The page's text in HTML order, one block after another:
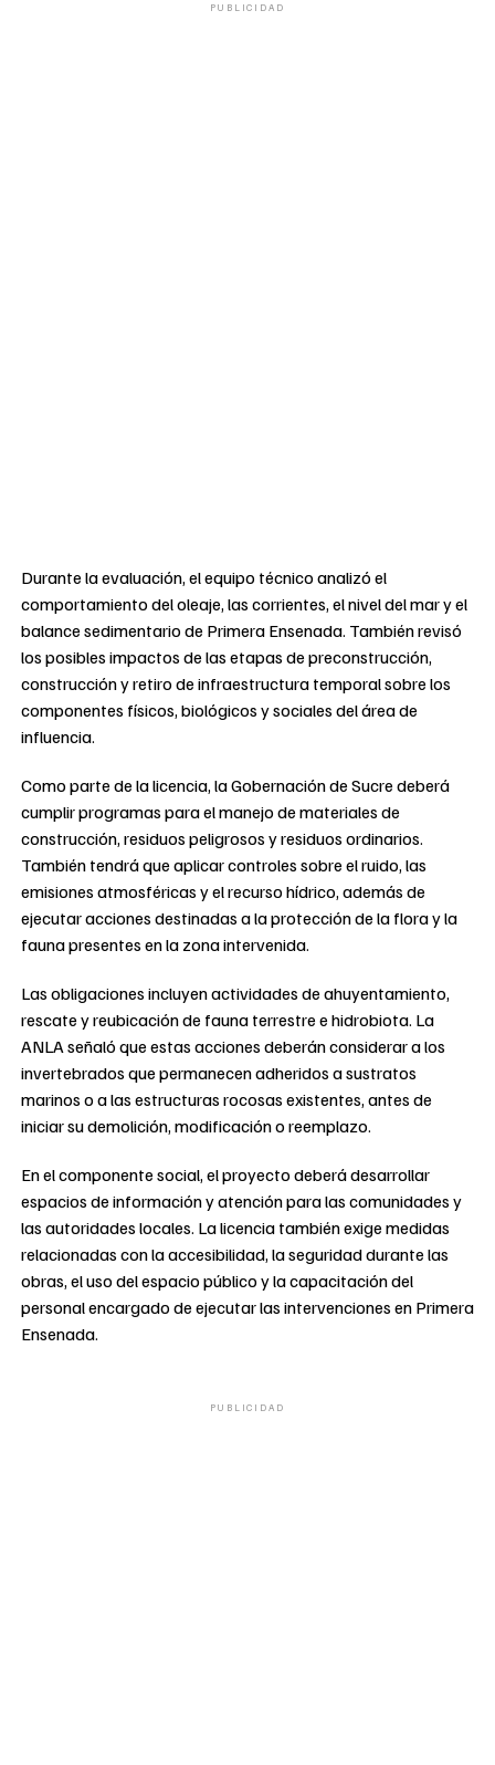
PUBLICIDAD
Durante la evaluación, el equipo técnico analizó el
comportamiento del oleaje, las corrientes, el nivel del mar y el
balance sedimentario de Primera Ensenada. También revisó
los posibles impactos de las etapas de preconstrucción,
construcción y retiro de infraestructura temporal sobre los
componentes físicos, biológicos y sociales del área de
influencia.
Como parte de la licencia, la Gobernación de Sucre deberá
cumplir programas para el manejo de materiales de
construcción, residuos peligrosos y residuos ordinarios.
También tendrá que aplicar controles sobre el ruido, las
emisiones atmosféricas y el recurso hídrico, además de
ejecutar acciones destinadas a la protección de la flora y la
fauna presentes en la zona intervenida.
Las obligaciones incluyen actividades de ahuyentamiento,
rescate y reubicación de fauna terrestre e hidrobiota. La
ANLA señaló que estas acciones deberán considerar a los
invertebrados que permanecen adheridos a sustratos
marinos o a las estructuras rocosas existentes, antes de
iniciar su demolición, modificación o reemplazo.
En el componente social, el proyecto deberá desarrollar
espacios de información y atención para las comunidades y
las autoridades locales. La licencia también exige medidas
relacionadas con la accesibilidad, la seguridad durante las
obras, el uso del espacio público y la capacitación del
personal encargado de ejecutar las intervenciones en Primera
Ensenada.
PUBLICIDAD